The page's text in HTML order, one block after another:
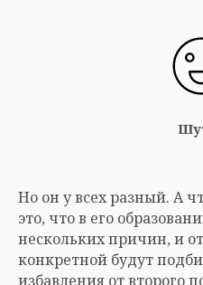
Но он у всех разный. А
это, что в его
нескольких причин, и
конкретной будут
избавления от второго